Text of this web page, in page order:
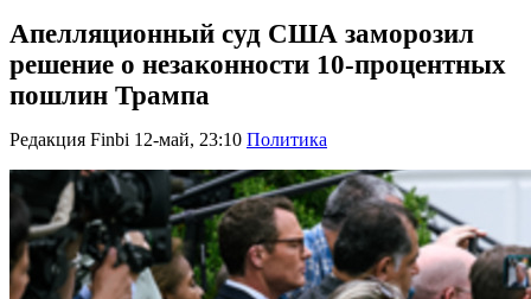
Апелляционный суд США заморозил
решение о незаконности 10-процентных
пошлин Трампа
Редакция Finbi 12-май, 23:10 Политика